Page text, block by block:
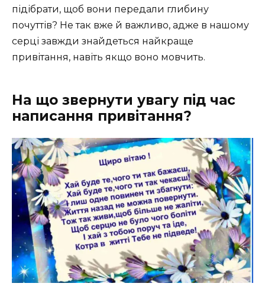
підібрати, щоб вони передали глибину
почуттів? Не так вже й важливо, адже в нашому
серці завжди знайдеться найкраще
привітання, навіть якщо воно мовчить.
На що звернути увагу під час
написання привітання?